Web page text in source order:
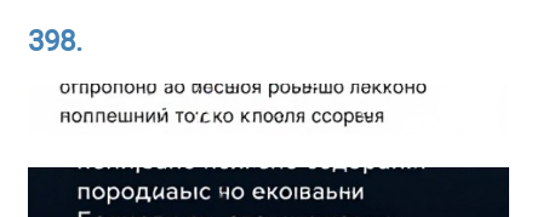
398.